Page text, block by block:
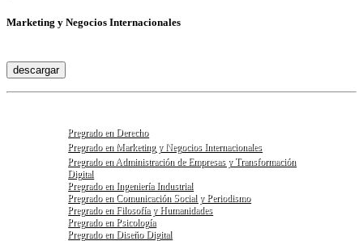
Marketing y Negocios Internacionales
descargar
Pregrado en Derecho
Pregrado en Marketing y Negocios Internacionales
Pregrado en Administración de Empresas y Transformación
Digital
Pregrado en Ingeniería Industrial
Pregrado en Comunicación Social y Periodismo
Pregrado en Filosofía y Humanidades
Pregrado en Psicología
Pregrado en Diseño Digital